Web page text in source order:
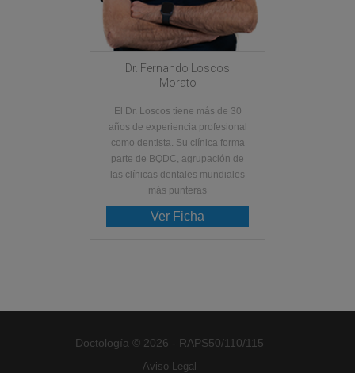
Dr. Fernando Loscos
Morato
El Dr. Loscos tiene más de 30
años de experiencia profesional
como dentista. Su clínica forma
parte de BQDC, agrupación de
las clínicas dentales mundiales
más punteras
Ver Ficha
Doctología © 2026 - RAPS50/110/115
Aviso Legal